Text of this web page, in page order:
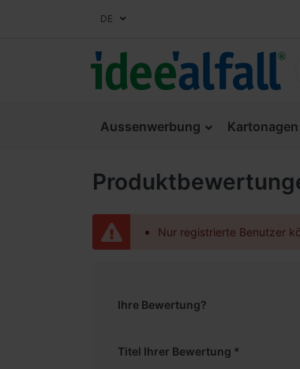
DE
Aussenwerbung Kartonagen
Nur registrierte Benutzer
Ihre Bewertung?
Titel Ihrer Bewertung